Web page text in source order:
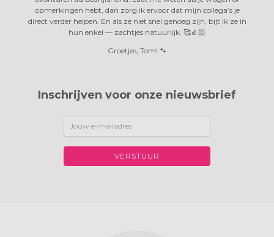
opmerkingen hebt, dan zorg ik ervoor dat mijn collega’s je
direct verder helpen. En als ze niet snel genoeg zijn, bijt ik ze in
hun enkel — zachtjes natuurlijk. 🥰👍🏻
Groetjes, Tom! 🐾
Inschrijven voor onze nieuwsbrief
VERSTUUR